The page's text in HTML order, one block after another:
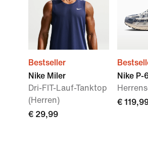
Bestseller
Nike Miler
Dri-FIT-Lauf-Tanktop
(Herren)
€ 29,99
Nike P-
€